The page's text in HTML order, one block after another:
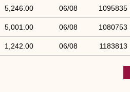
1095835
06/08
5,246.00
1080753
06/08
5,001.00
1183813
06/08
1,242.00